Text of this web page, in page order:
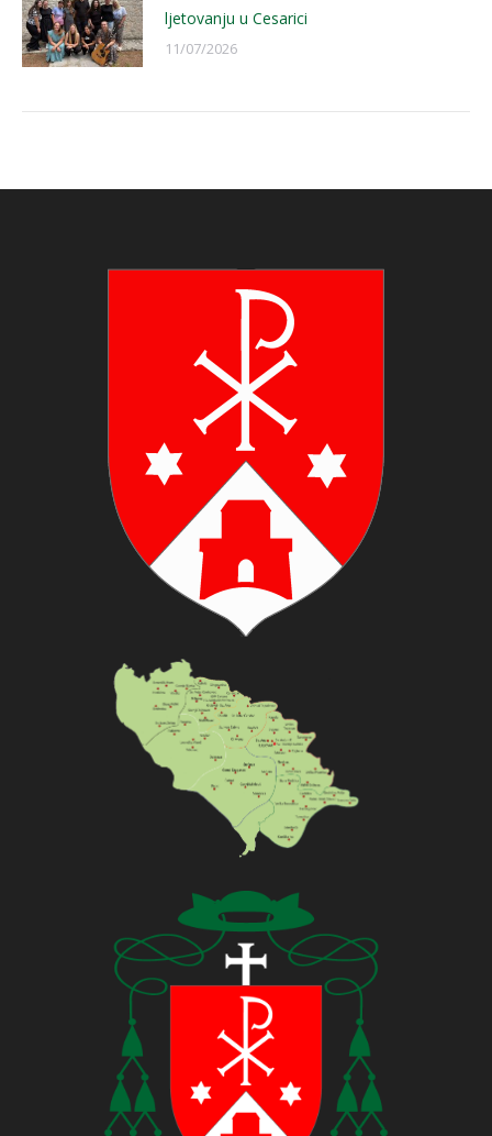
ljetovanju u Cesarici
11/07/2026